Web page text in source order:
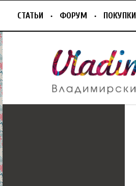
СТАТЬИ ФОРУМ ПОКУПКИ